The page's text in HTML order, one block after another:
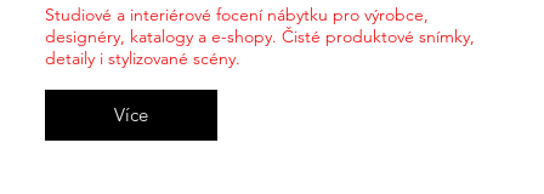
Studiové a interiérové focení nábytku pro výrobce,
designéry, katalogy a e-shopy. Čisté produktové snímky,
detaily i stylizované scény.
Více